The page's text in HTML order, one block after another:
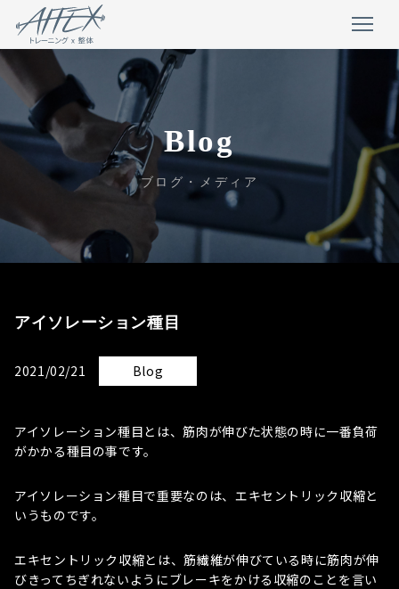
Blog
ブログ・メディア
アイソレーション種目
2021/02/21 Blog
アイソレーション種目とは、筋肉が伸びた状態の時に一番負荷
がかかる種目の事です。
アイソレーション種目で重要なのは、エキセントリック収縮と
いうものです。
エキセントリック収縮とは、筋繊維が伸びている時に筋肉が伸
びきってちぎれないようにブレーキをかける収縮のことを言い